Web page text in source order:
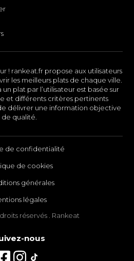
! rankeat.fr propose aux utilisateurs
les meilleurs plats de chaque ville.
plat par l’utilisateur est basée sur
et différents critères pertinents
délivrer une information objective
de qualité.
de confidentialité
de cookies
générales
légales
réservés . Rankeat
nous